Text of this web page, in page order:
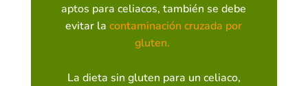
aptos para celiacos, también se debe
evitar lacontaminación cruzada por
gluten.
La dieta sin gluten para un celiaco,